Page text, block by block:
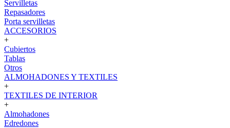
Servilletas
Repasadores
Porta servilletas
ACCESORIOS
+
Cubiertos
Tablas
Otros
ALMOHADONES Y TEXTILES
+
TEXTILES DE INTERIOR
+
Almohadones
Edredones